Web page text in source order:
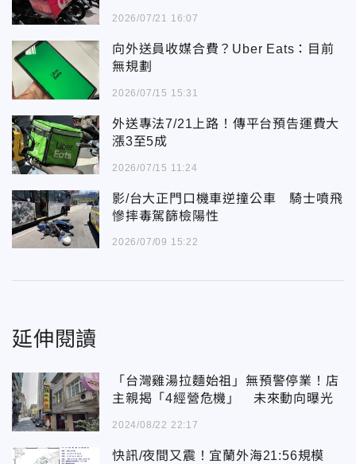
2026/07/21 16:07
向外送員收媒合費？Uber Eats：目前
無規劃
2026/07/15 15:31
外送專法7/21上路！傳平台預告運費大
漲3至5成
2026/07/15 11:24
影/台大正門口機車逆撞公車 騎士噴飛
慘摔毒駕篩檢陽性
2026/07/09 15:22
延伸閱讀
「台灣雞湯拉麵始祖」無預警停業！店
主親揭「4經營危機」 未來動向曝光
2024/08/22 22:17
快訊/夜間又震！宜蘭外海21:56規模